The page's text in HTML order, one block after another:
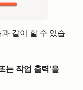
같이 할 수 있습
는 작업 출력'을